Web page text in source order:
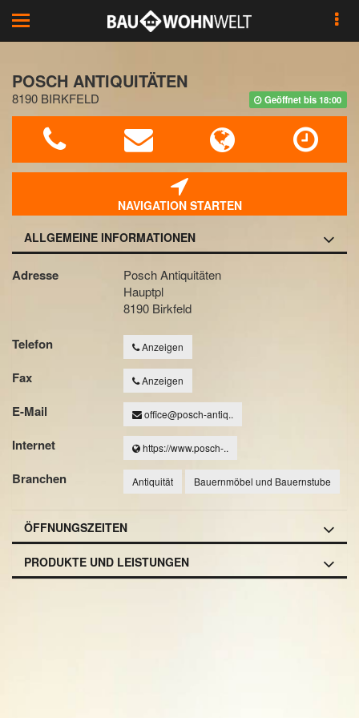
Toggle
navigation
POSCH ANTIQUITÄTEN
Geöffnet bis 18:00
8190 BIRKFELD
NAVIGATION STARTEN
ALLGEMEINE INFORMATIONEN
Adresse
Posch Antiquitäten
Hauptpl
8190 Birkfeld
Telefon Anzeigen
Fax Anzeigen
E-Mail office@posch-antiq..
Internet https://www.posch-..
Branchen Antiquität Bauernmöbel und Bauernstube
ÖFFNUNGSZEITEN
PRODUKTE UND LEISTUNGEN